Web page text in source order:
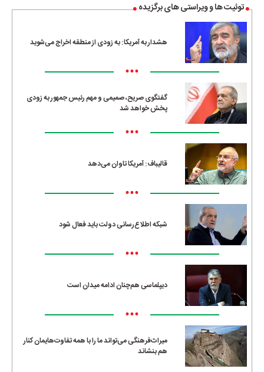
توئیت ها و ویراستی های برگزیده
هشدار به آمریکا: به زودی از منطقه اخراج می‌شوید
•••
گفتگوی صریح، صمیمی و مهم رئیس جمهور به زودی
پخش خواهد شد
•••
قالیباف: آمریکا تاوان می‌دهد
•••
شبکه اطلاع‌رسانی دولت باید فعال شود
•••
دیپلماسی هم‌چنان ادامه میدان است
•••
میراث‌فرهنگی می‌تواند ما را با همه تفاوت‌هایمان کنار
هم بنشاند